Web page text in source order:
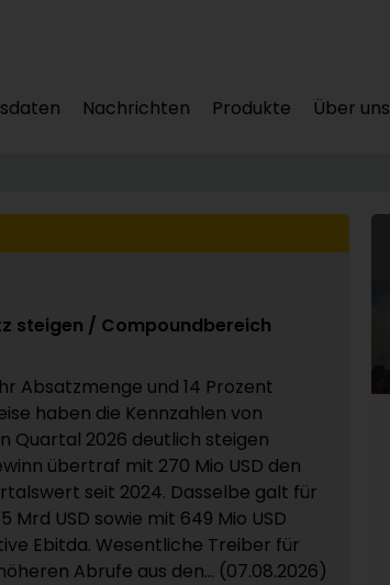
Nachrichten Produkte Über uns
steigen / Compoundbereich
Absatzmenge und 14 Prozent
haben die Kennzahlen von
Quartal 2026 deutlich steigen
übertraf mit 270 Mio USD den
seit 2024. Dasselbe galt für
Mrd USD sowie mit 649 Mio USD
Ebitda. Wesentliche Treiber für
Abrufe aus den... (07.08.2026)